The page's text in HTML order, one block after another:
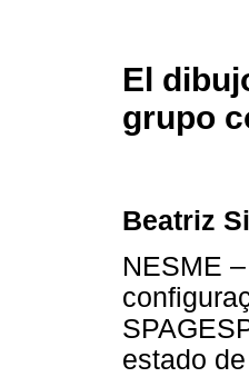
El
grupo
Beatriz
NESME
estado